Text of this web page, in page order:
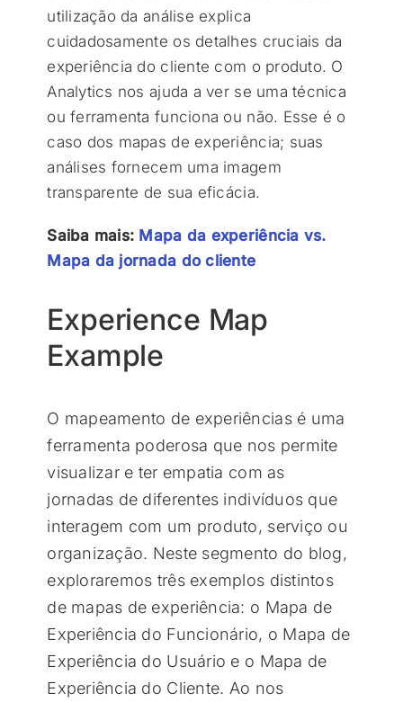
utilização da análise explica
cuidadosamente os detalhes cruciais da
experiência do cliente com o produto. O
Analytics nos ajuda a ver se uma técnica
ou ferramenta funciona ou não. Esse é o
caso dos mapas de experiência; suas
análises fornecem uma imagem
transparente de sua eficácia.
Saiba mais: Mapa da experiência vs.
Mapa da jornada do cliente
Experience Map
Example
O mapeamento de experiências é uma
ferramenta poderosa que nos permite
visualizar e ter empatia com as
jornadas de diferentes indivíduos que
interagem com um produto, serviço ou
organização. Neste segmento do blog,
exploraremos três exemplos distintos
de mapas de experiência: o Mapa de
Experiência do Funcionário, o Mapa de
Experiência do Usuário e o Mapa de
Experiência do Cliente. Ao nos